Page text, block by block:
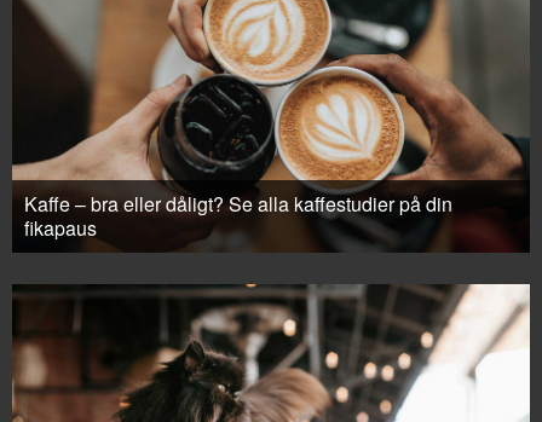
Kaffe – bra eller dåligt? Se alla kaffestudier på din
fikapaus